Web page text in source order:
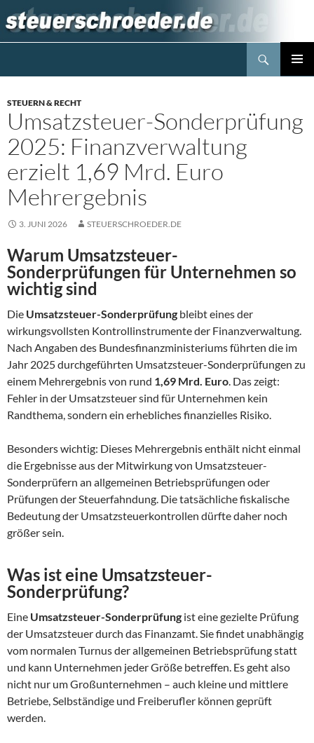
Inhalt
springen
STEUERN & RECHT
Umsatzsteuer-Sonderprüfung
2025: Finanzverwaltung
erzielt 1,69 Mrd. Euro
Mehrergebnis
3. JUNI 2026 STEUERSCHROEDER.DE
Warum Umsatzsteuer-
Sonderprüfungen für Unternehmen so
wichtig sind
Die Umsatzsteuer-Sonderprüfung bleibt eines der
wirkungsvollsten Kontrollinstrumente der Finanzverwaltung.
Nach Angaben des Bundesfinanzministeriums führten die im
Jahr 2025 durchgeführten Umsatzsteuer-Sonderprüfungen zu
einem Mehrergebnis von rund 1,69 Mrd. Euro . Das zeigt:
Fehler in der Umsatzsteuer sind für Unternehmen kein
Randthema, sondern ein erhebliches finanzielles Risiko.
Besonders wichtig: Dieses Mehrergebnis enthält nicht einmal
die Ergebnisse aus der Mitwirkung von Umsatzsteuer-
Sonderprüfern an allgemeinen Betriebsprüfungen oder
Prüfungen der Steuerfahndung. Die tatsächliche fiskalische
Bedeutung der Umsatzsteuerkontrollen dürfte daher noch
größer sein.
Was ist eine Umsatzsteuer-
Sonderprüfung?
Eine Umsatzsteuer-Sonderprüfung ist eine gezielte Prüfung
der Umsatzsteuer durch das Finanzamt. Sie findet unabhängig
vom normalen Turnus der allgemeinen Betriebsprüfung statt
und kann Unternehmen jeder Größe betreffen. Es geht also
nicht nur um Großunternehmen – auch kleine und mittlere
Betriebe, Selbständige und Freiberufler können geprüft
werden.